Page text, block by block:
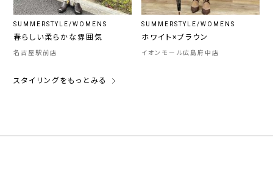
SUMMERSTYLE/WOMENS
春らしい柔らかな雰囲気
名古屋駅前店
SUMMERSTYLE/WOMENS
ホワイト×ブラウン
イオンモール広島府中店
スタイリングをもっとみる